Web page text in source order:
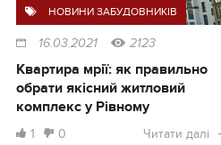
НОВИНИ ЗАБУДОВНИКІВ
16.03.2021 2123
Квартира мрії: як правильно
обрати якісний житловий
комплекс у Рівному
1 0 Читати далі